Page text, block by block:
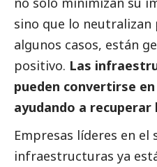
sino que lo
algunos casos, están
positivo. Las
pueden convertirse en
ayudando a recuperar
Empresas líderes en el
infraestructuras ya